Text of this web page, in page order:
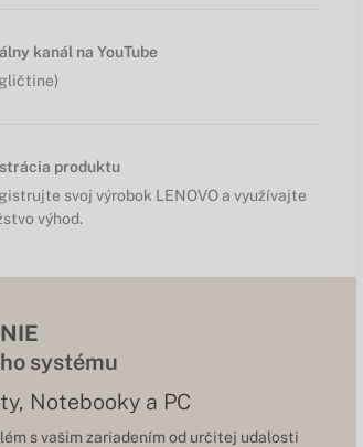
kanál na YouTube
produktu
svoj výrobok LENOVO a využívajte
výhod.
systému
Notebooky a PC
s vašim zariadením od určitej udalosti